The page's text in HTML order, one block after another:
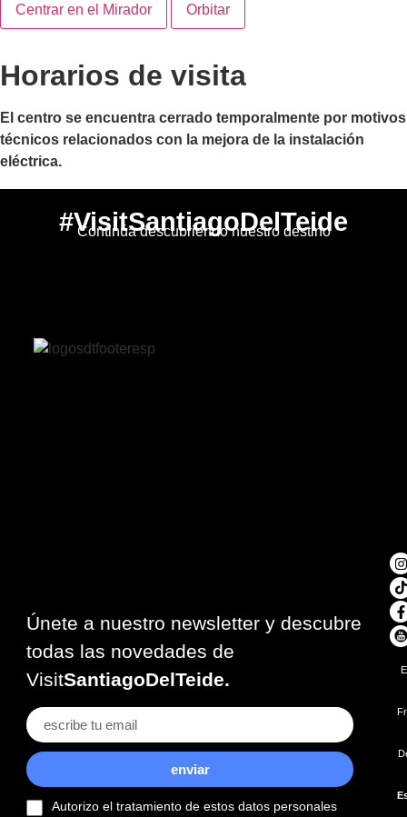
Centrar en el Mirador Orbitar
Horarios de visita
El centro se encuentra cerrado temporalmente por motivos
técnicos relacionados con la mejora de la instalación
eléctrica.
#VisitSantiagoDelTeide
Continúa descubriendo nuestro destino
Únete a nuestro newsletter y descubre
todas las novedades de
VisitSantiagoDelTeide.
Autorizo el tratamiento de estos datos personales
enviar